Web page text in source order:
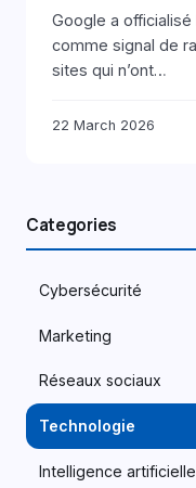
Google a officialisé
comme signal de
sites qui n’ont…
22 March 2026
Categories
Cybersécurité
Marketing
Réseaux sociaux
Technologie
Intelligence artificielle